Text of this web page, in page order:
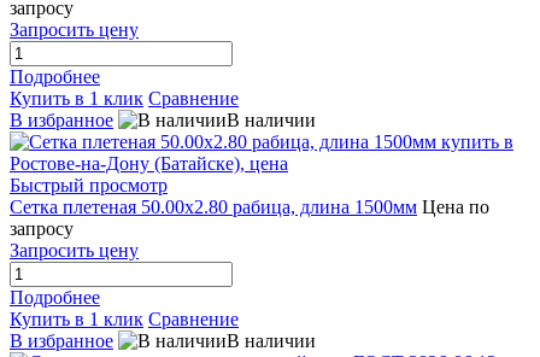
запросу
Запросить цену
Подробнее
Купить в 1 клик Сравнение
В избранное
В наличии
Быстрый просмотр
Сетка плетеная 50.00x2.80 рабица, длина 1500мм Цена по
запросу
Запросить цену
Подробнее
Купить в 1 клик Сравнение
В избранное
В наличии